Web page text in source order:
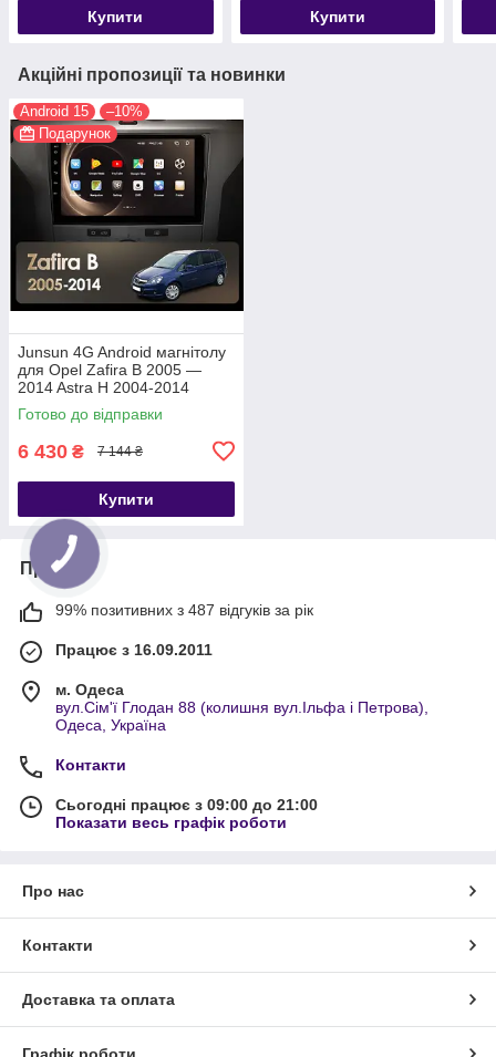
Купити Купити
Акційні пропозиції та новинки
Android 15
–10%
Подарунок
Junsun 4G Android магнітолу
для Opel Zafira B 2005 —
2014 Astra H 2004-2014
Готово до відправки
6 430 ₴ 7 144 ₴
Купити
Про нас
99% позитивних з 487 відгуків за рік
Працює з 16.09.2011
м. Одеса
вул.Сім'ї Глодан 88 (колишня вул.Ільфа і Петрова),
Одеса, Україна
Контакти
Сьогодні працює з 09:00 до 21:00
Показати весь графік роботи
Про нас
Контакти
Доставка та оплата
Графік роботи